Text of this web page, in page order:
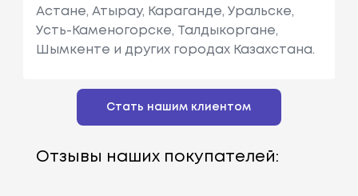
Астане, Атырау, Караганде, Уральске,
Усть-Каменогорске, Талдыкоргане,
Шымкенте и других городах Казахстана.
Стать нашим клиентом
Отзывы наших покупателей: